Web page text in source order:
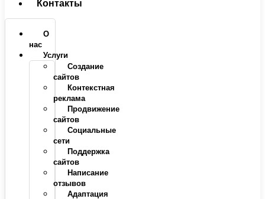
Контакты
О
нас
Услуги
Создание
сайтов
Контекстная
реклама
Продвижение
сайтов
Социальные
сети
Поддержка
сайтов
Написание
отзывов
Адаптация